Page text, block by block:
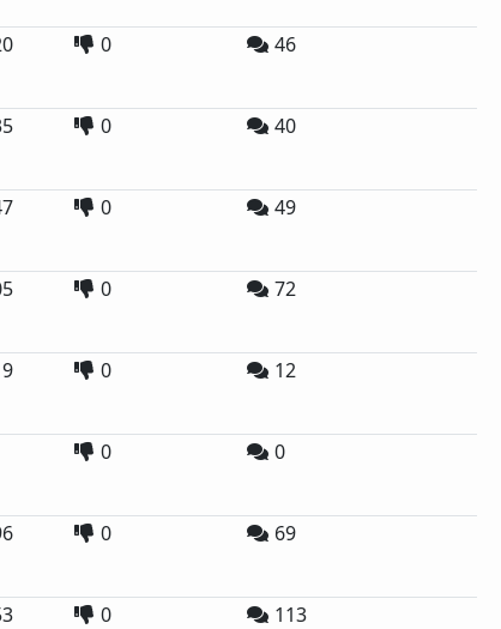
0 46
0 40
0 49
0 72
0 12
0 0
0 69
0 113